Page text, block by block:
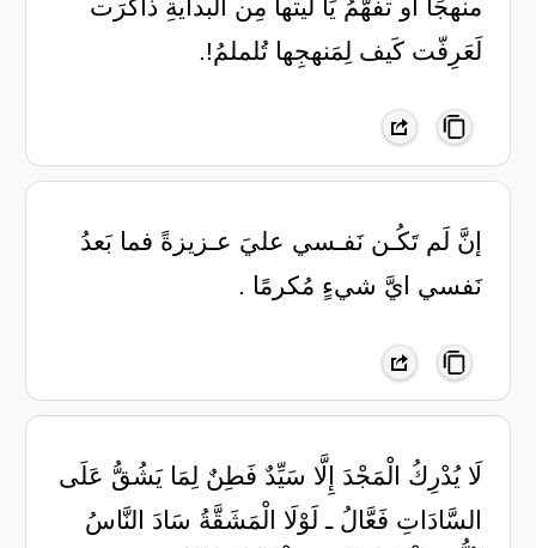
منهجًا أو تفهّمُ يَا ليتها مِن البدايةِ ذاكرَت
لَعَرِفّت كَيف لِمَنهجِها تُلملمُ!.
إنَّ لَم تَكُـن نَفـسي عليَ عـزيزةً فما بَعدُ
نَفسي ايَّ شيءٍ مُكرمًا .
‏لَا يُدْرِكُ الْمَجْدَ إِلَّا سَيِّدٌ فَطِنٌ ‏لِمَا يَشُقُّ عَلَى
السَّادَاتِ فَعَّالُ ـ ‏لَوْلَا الْمَشَقَّةُ سَادَ النَّاسُ